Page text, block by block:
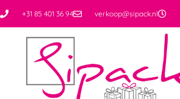
+31 85 401 36 94 verkoop@sipack.nl